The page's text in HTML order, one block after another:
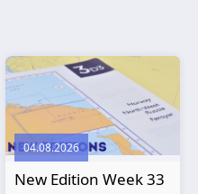
04.08.2026
New Edition Week 33